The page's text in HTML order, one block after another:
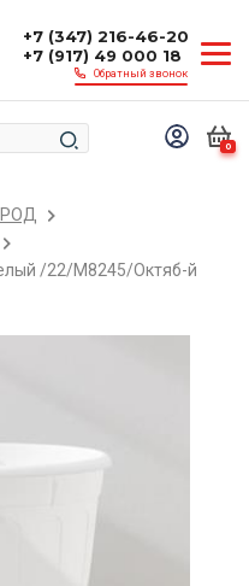
+7 (347) 216-46-20
+7 (917) 49 000 18
Обратный звонок
0
/22/М8245/Октяб-й